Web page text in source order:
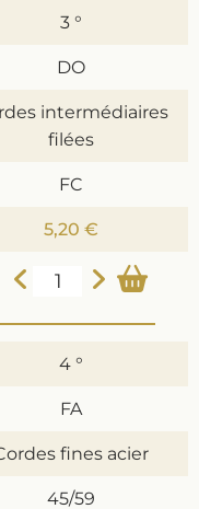
3 °
DO
intermédiaires
filées
FC
5,20 €
4 °
FA
fines acier
45/59